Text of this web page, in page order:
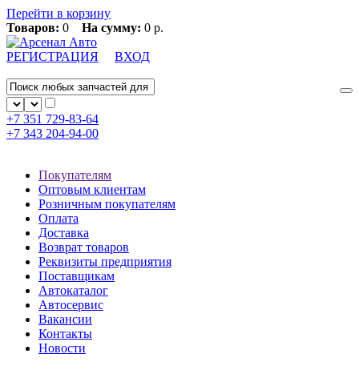
Перейти в корзину
Товаров: 0 На сумму: 0 р.
РЕГИСТРАЦИЯ ВХОД
+7 351 729-83-64
+7 343 204-94-00
Покупателям
Оптовым клиентам
Розничным покупателям
Оплата
Доставка
Возврат товаров
Реквизиты предприятия
Поставщикам
Автокаталог
Автосервис
Вакансии
Контакты
Новости